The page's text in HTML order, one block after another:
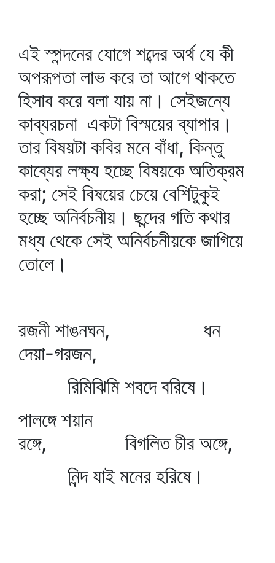
এই স্পন্দনের যোগে শব্দের অর্থ যে কী
অপরূপতা লাভ করে তা আগে থাকতে
হিসাব করে বলা যায় না। সেইজন্যে
কাব্যরচনা একটা বিস্ময়ের ব্যাপার।
তার বিষয়টা কবির মনে বাঁধা, কিন্তু
কাব্যের লক্ষ্য হচ্ছে বিষয়কে অতিক্রম
করা; সেই বিষয়ের চেয়ে বেশিটুকুই
হচ্ছে অনির্বচনীয়। ছন্দের গতি কথার
মধ্য থেকে সেই অনির্বচনীয়কে জাগিয়ে
তোলে।
রজনী শাঙনঘন, ধন
দেয়া-গরজন,
রিমিঝিমি শবদে বরিষে।
পালঙ্গে শয়ান
রঙ্গে, বিগলিত চীর অঙ্গে,
নিন্দ যাই মনের হরিষে।